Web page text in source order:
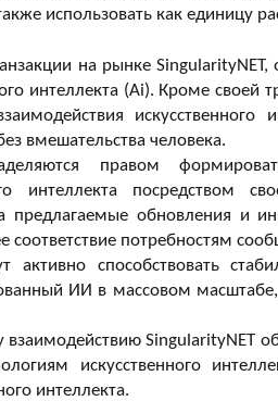
использовать как единицу
на рынке
интеллекта (Ai). Кроме своей
вмешательства человека.
правом
интеллекта посредством
предлагаемые обновления и
соответствие потребностям
способствовать
ИИ в массовом
взаимодействию SingularityNET
искусственного
интеллекта.